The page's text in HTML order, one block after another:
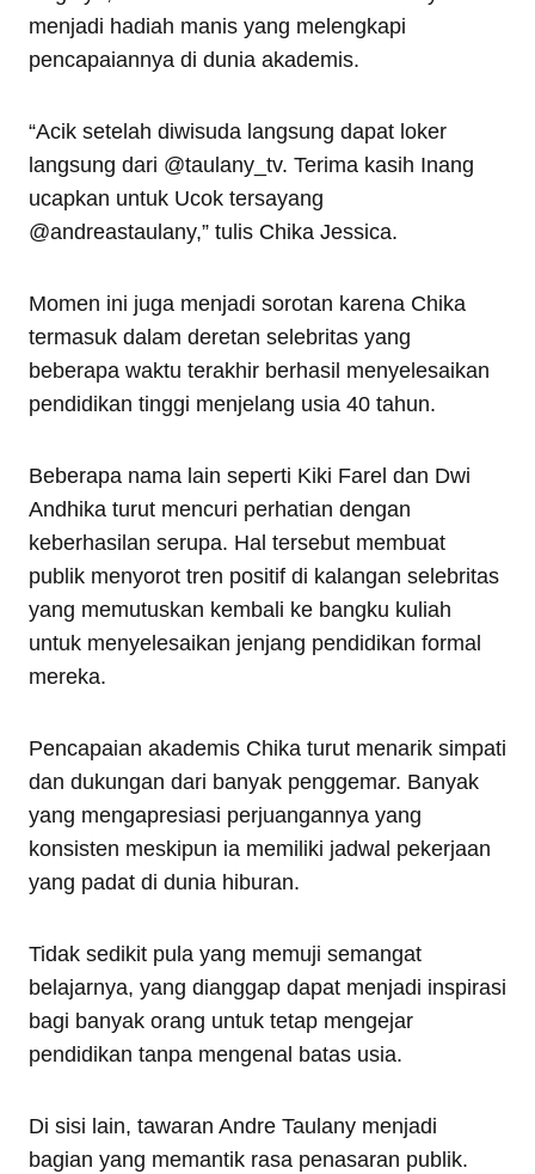
menjadi hadiah manis yang melengkapi
pencapaiannya di dunia akademis.
“Acik setelah diwisuda langsung dapat loker
langsung dari @taulany_tv. Terima kasih Inang
ucapkan untuk Ucok tersayang
@andreastaulany,” tulis Chika Jessica.
Momen ini juga menjadi sorotan karena Chika
termasuk dalam deretan selebritas yang
beberapa waktu terakhir berhasil menyelesaikan
pendidikan tinggi menjelang usia 40 tahun.
Beberapa nama lain seperti Kiki Farel dan Dwi
Andhika turut mencuri perhatian dengan
keberhasilan serupa. Hal tersebut membuat
publik menyorot tren positif di kalangan selebritas
yang memutuskan kembali ke bangku kuliah
untuk menyelesaikan jenjang pendidikan formal
mereka.
Pencapaian akademis Chika turut menarik simpati
dan dukungan dari banyak penggemar. Banyak
yang mengapresiasi perjuangannya yang
konsisten meskipun ia memiliki jadwal pekerjaan
yang padat di dunia hiburan.
Tidak sedikit pula yang memuji semangat
belajarnya, yang dianggap dapat menjadi inspirasi
bagi banyak orang untuk tetap mengejar
pendidikan tanpa mengenal batas usia.
Di sisi lain, tawaran Andre Taulany menjadi
bagian yang memantik rasa penasaran publik.